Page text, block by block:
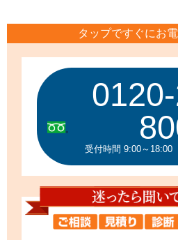
タップですぐにお
受付時間 9:00～18:00